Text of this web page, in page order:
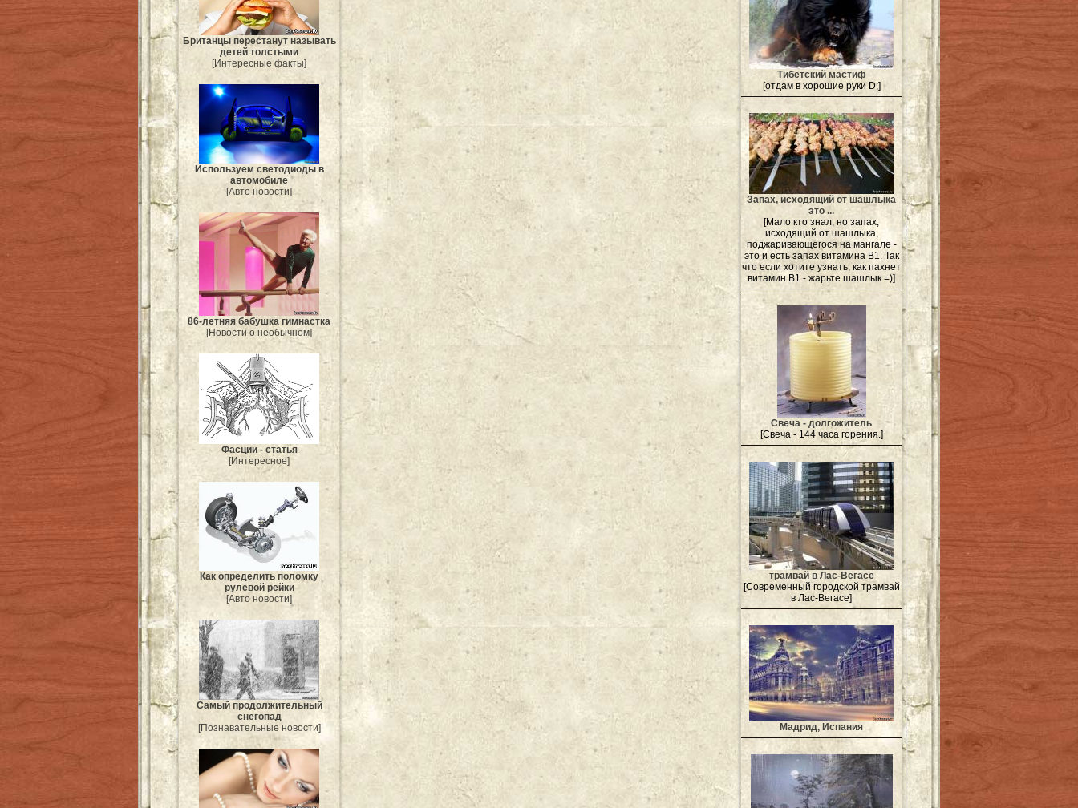
Британцы перестанут называть
детей толстыми
[Интересные факты]
Используем светодиоды в
автомобиле
[Авто новости]
86-летняя бабушка гимнастка
[Новости о необычном]
Фасции - статья
[Интересное]
Как определить поломку
рулевой рейки
[Авто новости]
Самый продолжительный
снегопад
[Познавательные новости]
Тибетский мастиф
[отдам в хорошие руки D;]
Запах, исходящий от шашлыка
это ...
[Мало кто знал, но запах,
исходящий от шашлыка,
поджаривающегося на мангале -
это и есть запах витамина В1. Так
что если хотите узнать, как пахнет
витамин B1 - жарьте шашлык =)]
Свеча - долгожитель
[Свеча - 144 часа горения.]
трамвай в Лас-Вегасе
[Современный городской трамвай
в Лас-Вегасе]
Мадрид, Испания